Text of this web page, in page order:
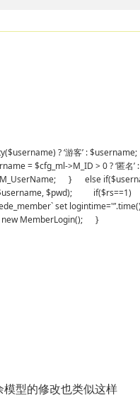
? ‘游客’ :
$cfg_ml->M_ID > 0 ? ‘匿名’
} else
$pwd);
set
MemberLogin(); }
型的修改也类似这样